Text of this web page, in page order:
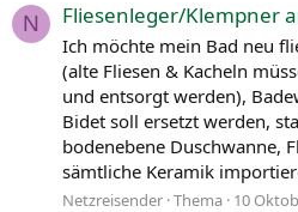
N Fliesenleger/Klempner
Ich möchte mein Bad neu
(alte Fliesen & Kacheln
und entsorgt werden),
Bidet soll ersetzt werden,
bodenebene Duschwanne,
sämtliche Keramik
Netzreisender Thema 10